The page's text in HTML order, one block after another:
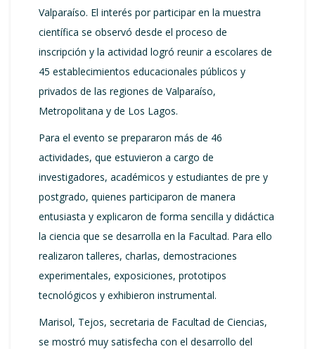
Valparaíso. El interés por participar en la muestra
científica se observó desde el proceso de
inscripción y la actividad logró reunir a escolares de
45 establecimientos educacionales públicos y
privados de las regiones de Valparaíso,
Metropolitana y de Los Lagos.
Para el evento se prepararon más de 46
actividades, que estuvieron a cargo de
investigadores, académicos y estudiantes de pre y
postgrado, quienes participaron de manera
entusiasta y explicaron de forma sencilla y didáctica
la ciencia que se desarrolla en la Facultad. Para ello
realizaron talleres, charlas, demostraciones
experimentales, exposiciones, prototipos
tecnológicos y exhibieron instrumental.
Marisol, Tejos, secretaria de Facultad de Ciencias,
se mostró muy satisfecha con el desarrollo del